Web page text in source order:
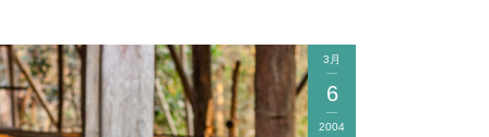
3月
6
2004